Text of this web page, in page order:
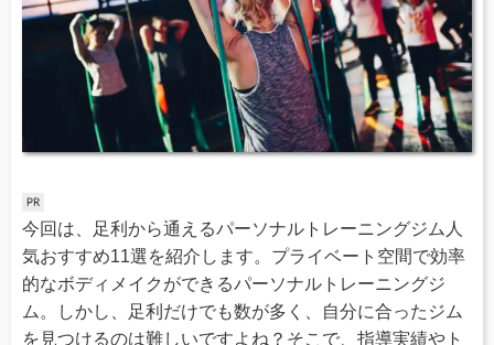
今回は、足利から通えるパーソナルトレーニングジム人
気おすすめ11選を紹介します。プライベート空間で効率
的なボディメイクができるパーソナルトレーニングジ
ム。しかし、足利だけでも数が多く、自分に合ったジム
を見つけるのは難しいですよね？そこで、指導実績やト